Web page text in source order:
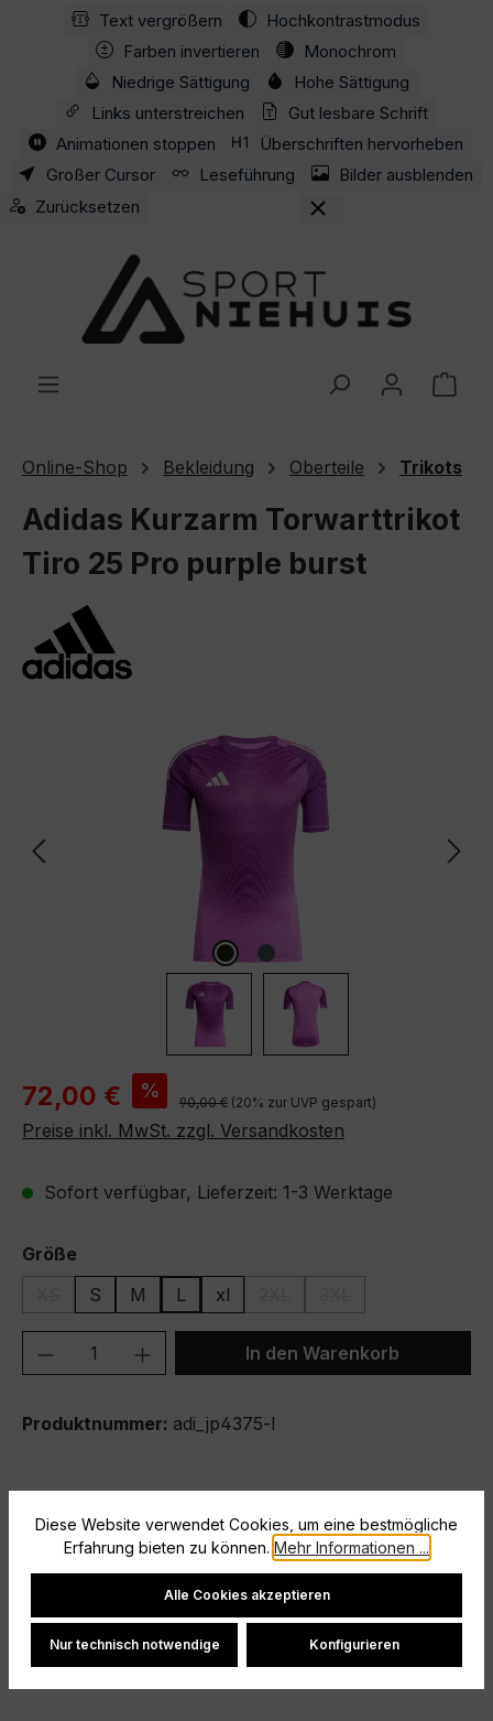
Zum Hauptinhalt springen
Text vergrößern
Hochkontrastmodus
Farben invertieren
Monochrom
Niedrige Sättigung
Hohe Sättigung
Links unterstreichen
Gut lesbare Schrift
Animationen stoppen
Überschriften hervorheben
Großer Cursor
Leseführung
Bilder ausblenden
Zurücksetzen
Online-Shop Bekleidung Oberteile Trikots
Adidas Kurzarm Torwarttrikot
Tiro 25 Pro purple burst
Bildergalerie überspringen
Verkaufspreis:
72,00 € % Regulärer Preis:
90,00 € (20% zur UVP gespart)
Preise inkl. MwSt. zzgl. Versandkosten
Sofort verfügbar, Lieferzeit: 1-3 Werktage
Größeauswählen
(Diese Option ist zurzeit nicht verfügbar.)
S M L xl
Produkt Anzahl: Gib denIn den Warenkorb
Produktnummer: adi_jp4375-l
Beschreibung
Größe: L
Bewertungen
Diese Website verwendet Cookies, um eine bestmögliche
Erfahrung bieten zu können. Mehr Informationen ...
Cookie-Einstellungen
Alle Cookies akzeptieren
Nur technisch notwendige Konfigurieren